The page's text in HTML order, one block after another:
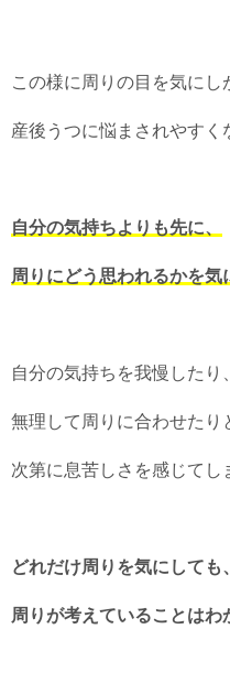
この様に周りの目を気にし
産後うつに悩まされやすく
自分の気持ちよりも先に、
周りにどう思われるかを気
自分の気持ちを我慢したり、
無理して周りに合わせたり
次第に息苦しさを感じてし
どれだけ周りを気にしても、
周りが考えていることはわ